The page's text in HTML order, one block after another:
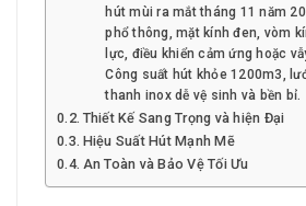
hút mùi ra mắt tháng 11 năm
phổ thông, mặt kính đen, vòm
lực, điều khiển cảm ứng hoặc
Công suất hút khỏe 1200m3,
thanh inox dễ vệ sinh và bền bỉ.
Thiết Kế Sang Trọng và hiện Đại
Hiệu Suất Hút Mạnh Mẽ
An Toàn và Bảo Vệ Tối Ưu